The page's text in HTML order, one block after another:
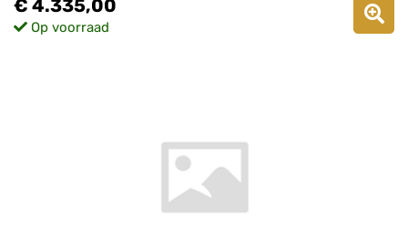
€ 4.335,00
Op voorraad